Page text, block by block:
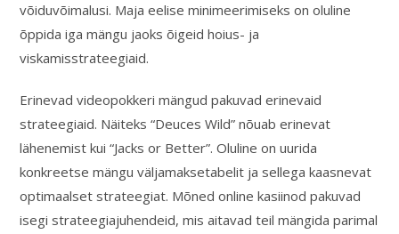
võiduvõimalusi. Maja eelise minimeerimiseks on oluline
õppida iga mängu jaoks õigeid hoius- ja
viskamisstrateegiaid.
Erinevad videopokkeri mängud pakuvad erinevaid
strateegiaid. Näiteks “Deuces Wild” nõuab erinevat
lähenemist kui “Jacks or Better”. Oluline on uurida
konkreetse mängu väljamaksetabelit ja sellega kaasnevat
optimaalset strateegiat. Mõned online kasiinod pakuvad
isegi strateegiajuhendeid, mis aitavad teil mängida parimal